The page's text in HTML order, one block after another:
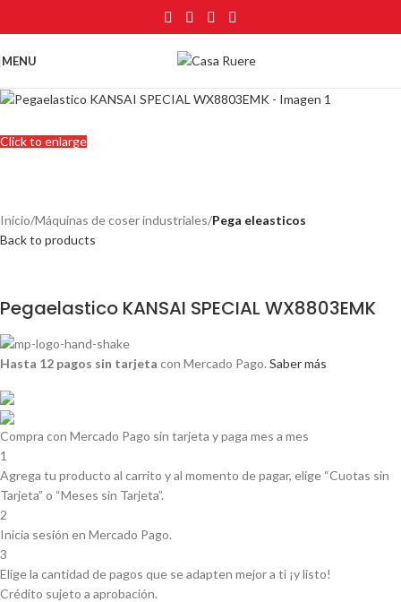
MENU
Click to enlarge
Inicio Máquinas de coser industriales Pega eleasticos
Back to products
Pegaelastico KANSAI SPECIAL WX8803EMK
Hasta 12 pagos sin tarjeta con Mercado Pago. Saber más
Compra con Mercado Pago sin tarjeta y paga mes a mes
1
Agrega tu producto al carrito y al momento de pagar, elige “Cuotas sin
Tarjeta” o “Meses sin Tarjeta”.
2
Inicia sesión en Mercado Pago.
3
Elige la cantidad de pagos que se adapten mejor a ti ¡y listo!
Crédito sujeto a aprobación.